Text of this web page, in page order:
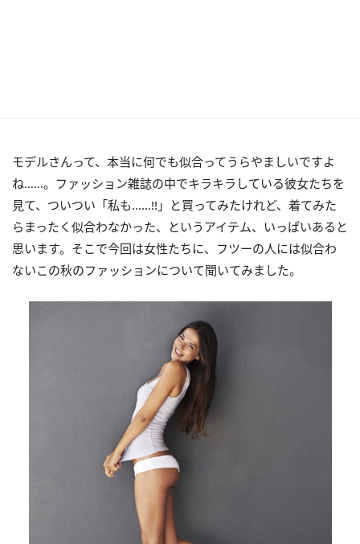
モデルさんって、本当に何でも似合ってうらやましいですよ
ね……。ファッション雑誌の中でキラキラしている彼女たちを
見て、ついつい「私も……!!」と買ってみたけれど、着てみた
らまったく似合わなかった、というアイテム、いっぱいあると
思います。そこで今回は女性たちに、フツーの人には似合わ
ないこの秋のファッションについて聞いてみました。